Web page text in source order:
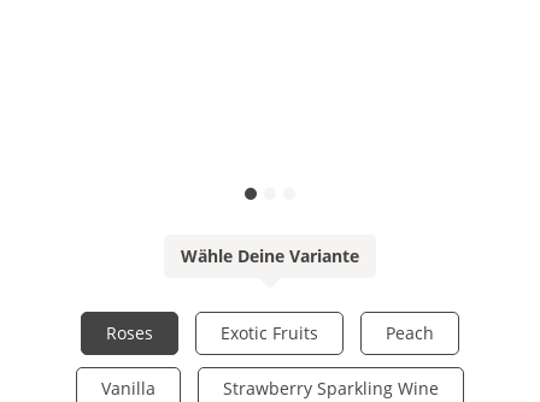
Wähle Deine Variante
Roses Exotic Fruits Peach
Vanilla Strawberry Sparkling Wine